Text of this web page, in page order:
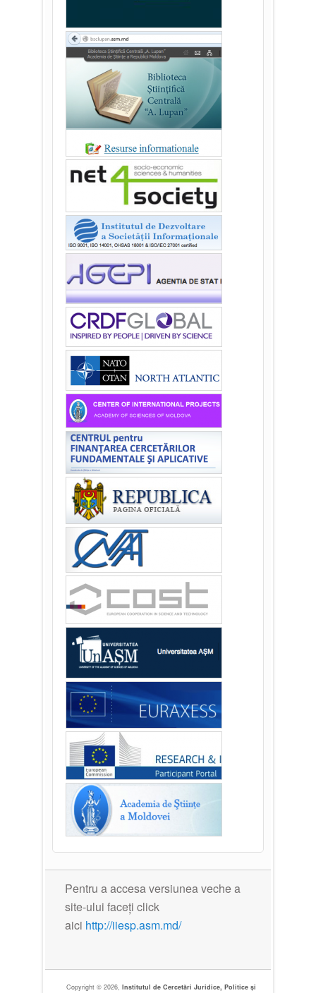
Pentru a accesa versiunea veche a
site-ului faceți click
aici http://iiesp.asm.md/
Copyright © 2026,Institutul de Cercetări Juridice, Politice și